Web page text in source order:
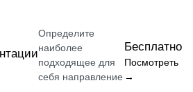
Определите
наиболее
подходящее для
себя направление
Бесплатно
Посмотреть
→